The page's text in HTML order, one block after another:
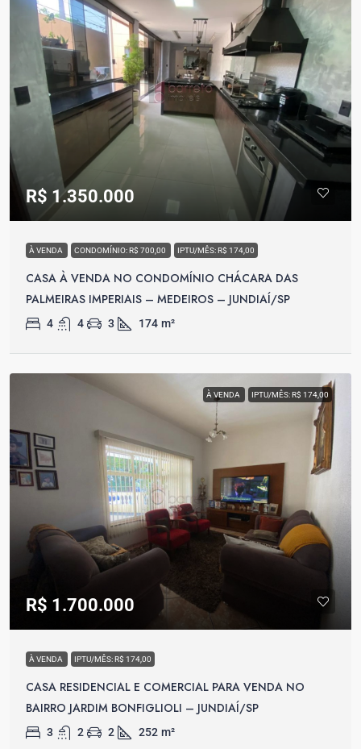
R$ 1.350.000
À VENDA CONDOMÍNIO: R$ 700,00 IPTU/MÊS: R$ 174,00
CASA À VENDA NO CONDOMÍNIO CHÁCARA DAS
PALMEIRAS IMPERIAIS – MEDEIROS – JUNDIAÍ/SP
4 4 3 174 m²
À VENDA IPTU/MÊS: R$ 174,00
R$ 1.700.000
À VENDA IPTU/MÊS: R$ 174,00
CASA RESIDENCIAL E COMERCIAL PARA VENDA NO
BAIRRO JARDIM BONFIGLIOLI – JUNDIAÍ/SP
3 2 2 252 m²